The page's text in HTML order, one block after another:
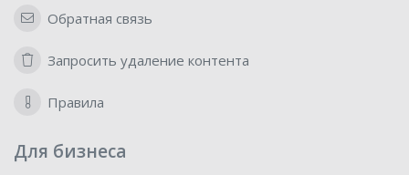
Обратная связь
Запросить удаление контента
Правила
Для бизнеса